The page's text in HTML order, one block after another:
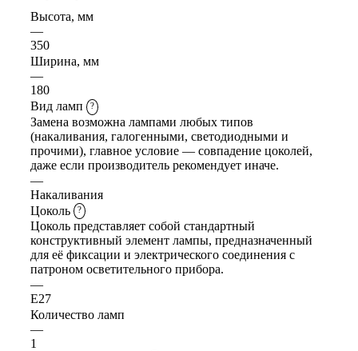
Высота, мм
—
350
Ширина, мм
—
180
Вид ламп
?
Замена возможна лампами любых типов
(накаливания, галогенными, светодиодными и
прочими), главное условие — совпадение цоколей,
даже если производитель рекомендует иначе.
—
Накаливания
Цоколь
?
Цоколь представляет собой стандартный
конструктивный элемент лампы, предназначенный
для её фиксации и электрического соединения с
патроном осветительного прибора.
—
E27
Количество ламп
—
1